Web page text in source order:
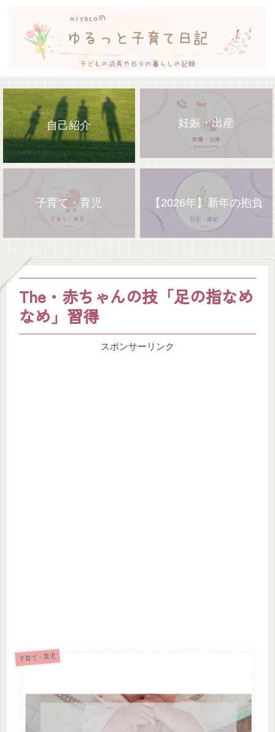
自己紹介 妊娠・出産
子育て・育児 【2026年】新年の抱負
The・赤ちゃんの技「足の指なめ
なめ」習得
スポンサーリンク
子育て・育児